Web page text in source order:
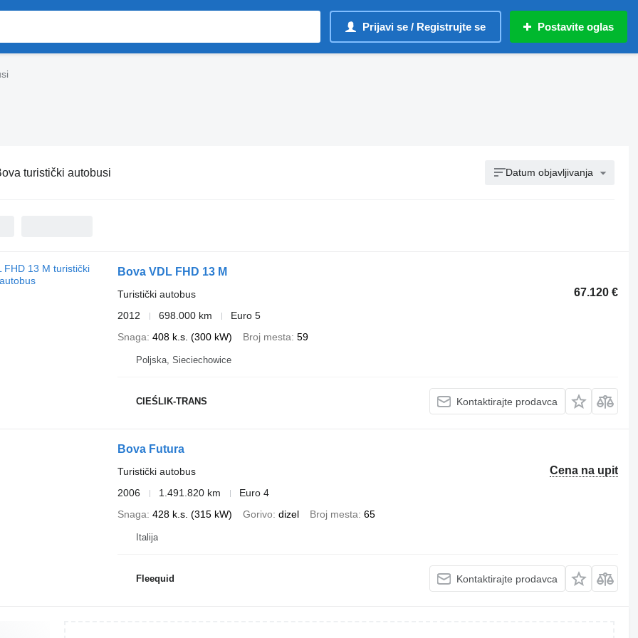
Prijavi se / Registrujte se Postavite oglas
turistički autobusi Datum objavljivanja
Bova VDL FHD 13 M
67.120 €
Turistički autobus
2012
698.000 km
Euro 5
Snaga 408 k.s. (300 kW) Broj mesta 59
Poljska, Sieciechowice
CIEŚLIK-TRANS Kontaktirajte prodavca
Bova Futura
Cena na upit
Turistički autobus
2006
1.491.820 km
Euro 4
Snaga 428 k.s. (315 kW) Gorivo dizel Broj mesta 65
Italija
Fleequid Kontaktirajte prodavca